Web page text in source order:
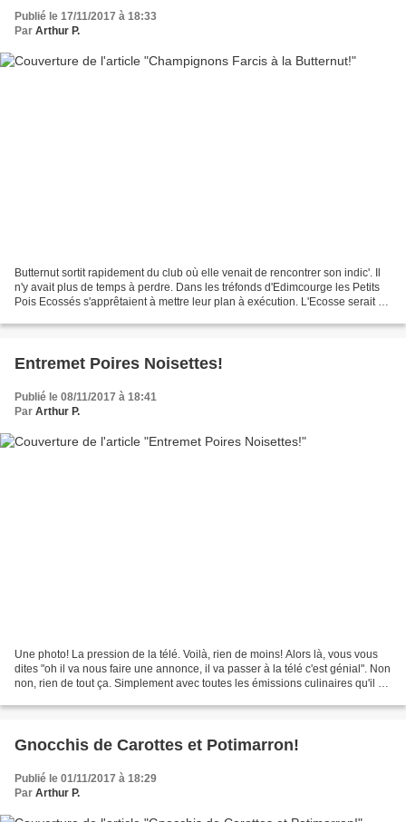
Publié le 17/11/2017 à 18:33
Par Arthur P.
Butternut sortit rapidement du club où elle venait de rencontrer son indic'. Il
n'y avait plus de temps à perdre. Dans les tréfonds d'Edimcourge les Petits
Pois Ecossés s'apprêtaient à mettre leur plan à exécution. L'Ecosse serait à
Entremet Poires Noisettes!
Publié le 08/11/2017 à 18:41
Par Arthur P.
Une photo! La pression de la télé. Voilà, rien de moins! Alors là, vous vous
dites "oh il va nous faire une annonce, il va passer à la télé c'est génial". Non
non, rien de tout ça. Simplement avec toutes les émissions culinaires qu'il y
Gnocchis de Carottes et Potimarron!
Publié le 01/11/2017 à 18:29
Par Arthur P.